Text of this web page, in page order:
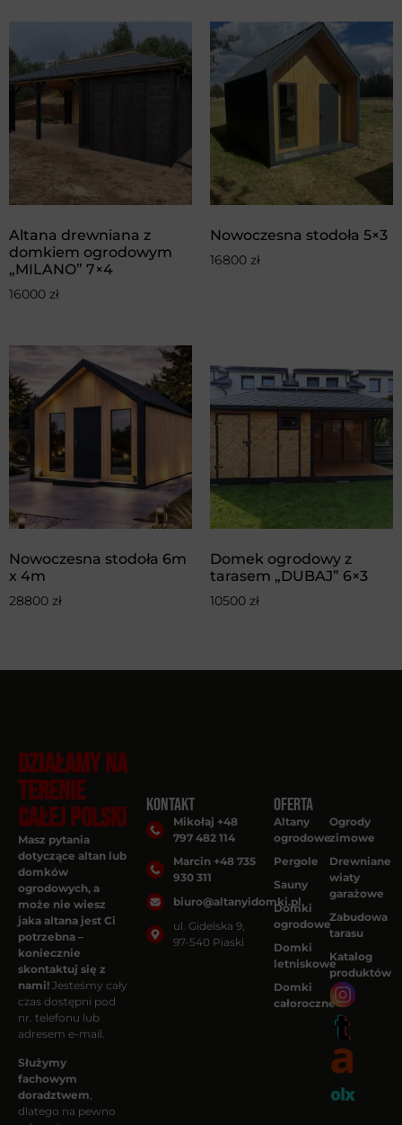
Altana drewniana z
domkiem ogrodowym
„MILANO” 7×4
16000 zł
Nowoczesna stodoła 5×3
16800 zł
Nowoczesna stodoła 6m
x 4m
28800 zł
Domek ogrodowy z
tarasem „DUBAJ” 6×3
10500 zł
DZIAŁAMY NA
TERENIE
CAŁEJ POLSKI
Masz pytania
dotyczące altan lub
domków
ogrodowych, a
może nie wiesz
jaka altana jest Ci
potrzebna –
koniecznie
skontaktuj się z
nami! Jesteśmy cały
czas dostępni pod
nr. telefonu lub
adresem e-mail.
Służymy
fachowym
doradztwem,
dlatego na pewno
Kontakt
Mikołaj +48
797 482 114
Marcin +48 735
930 311
biuro@altanyidomki.pl
ul. Gidelska 9,
97-540 Piaski
Oferta
Altany
ogrodowe
Pergole
Sauny
Domki
ogrodowe
Domki
letniskowe
Domki
całoroczne
Ogrody
zimowe
Drewniane
wiaty
garażowe
Zabudowa
tarasu
Katalog
produktów